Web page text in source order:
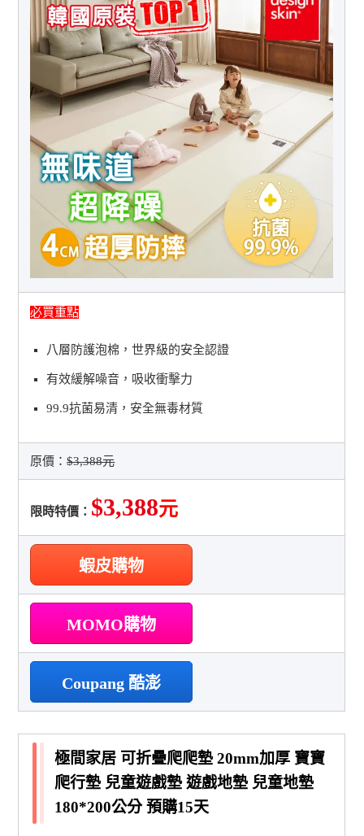
必買重點
八層防護泡棉，世界級的安全認證
有效緩解噪音，吸收衝擊力
99.9抗菌易清，安全無毒材質
原價：$3,388元
限時特價： $3,388元
蝦皮購物
MOMO購物
Coupang 酷澎
極間家居 可折疊爬爬墊 20mm加厚 寶寶
爬行墊 兒童遊戲墊 遊戲地墊 兒童地墊
180*200公分 預購15天